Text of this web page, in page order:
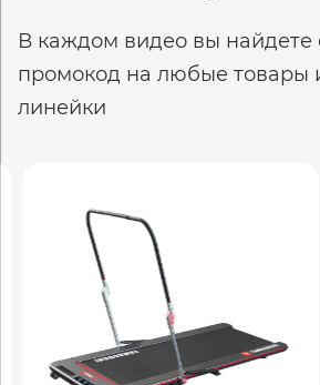
В каждом видео вы найдете
промокод на любые товары
линейки